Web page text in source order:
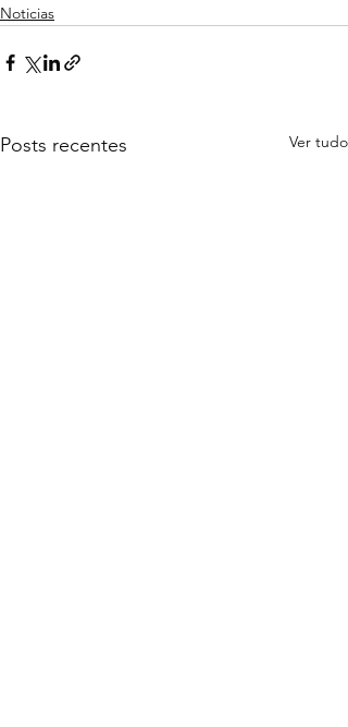
Noticias
Posts recentes Ver tudo